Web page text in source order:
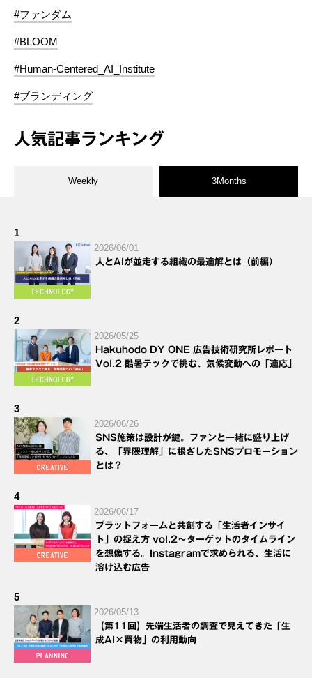
#ファンダム
#BLOOM
#Human-Centered_AI_Institute
#ブランディング
人気記事ランキング
Weekly 3Months
1
2026/06/01
人とAIが並走する組織の最適解とは（前編）
2
2026/05/25
Hakuhodo DY ONE 広告技術研究所レポート
Vol.2 酷暑テックで挑む、気候変動への「適応」
3
2026/06/26
SNS施策は設計が鍵。ファンと一緒に盛り上げ
る、「界隈理解」に根ざしたSNSプロモーション
とは？
4
2026/06/17
プラットフォームと共創する「生活者インサイ
ト」の捉え方 vol.2～ターゲットのタイムライン
を想像する。Instagramで求められる、生活に
溶け込む広告
5
2026/05/13
【第11回】先端生活者の調査で見えてきた「生
成AI×買物」の利用動向